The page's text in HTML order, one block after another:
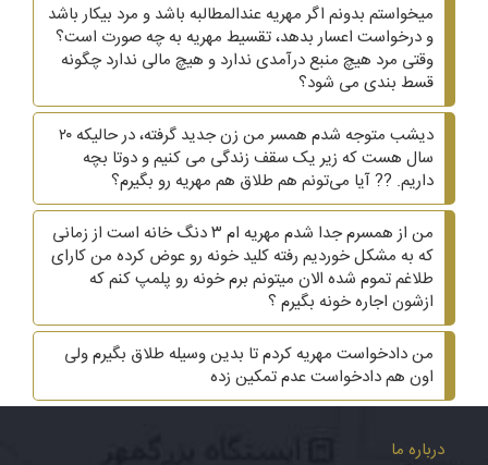
میخواستم بدونم اگر مهریه عندالمطالبه باشد و مرد بیکار باشد
و درخواست اعسار بدهد، تقسیط مهریه به چه صورت است؟
وقتی مرد هیچ منبع درآمدی ندارد و هیچ مالی ندارد چگونه
قسط بندی می شود؟
دیشب متوجه شدم همسر من زن جدید گرفته، در حالیکه ۲۰
سال هست که زیر یک سقف زندگی می کنیم و دوتا بچه
داریم. ?? آیا می‌تونم هم طلاق هم مهریه رو بگیرم؟
من از همسرم جدا شدم مهریه ام ۳ دنگ خانه است از زمانی
که به مشکل خوردیم رفته کلید خونه رو عوض کرده من کارای
طلاغم تموم شده الان میتونم برم خونه رو پلمپ کنم که
ازشون اجاره خونه بگیرم ؟
من دادخواست مهریه کردم تا بدین وسیله طلاق بگیرم ولی
اون هم دادخواست عدم تمکین زده
درباره ما